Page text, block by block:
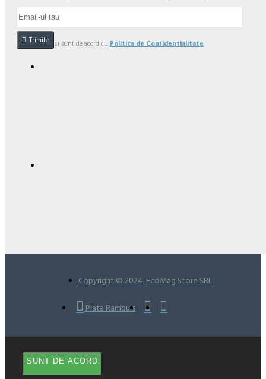
Trimite
Am citit şi sunt de acord cu Politica de Confidentialitate
Copyright © 2024, EcoMag Store SRL
Plata Ramburs
SUNT DE ACORD